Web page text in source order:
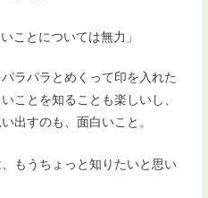
ことについては無力」
ラパラとめくって印を入れた
ことを知ることも楽しいし、
出すのも、面白いこと。
もうちょっと知りたいと思い